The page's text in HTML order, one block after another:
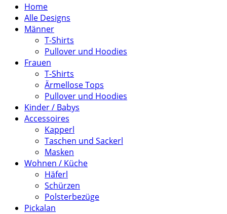
Home
Alle Designs
Männer
T-Shirts
Pullover und Hoodies
Frauen
T-Shirts
Ärmellose Tops
Pullover und Hoodies
Kinder / Babys
Accessoires
Kapperl
Taschen und Sackerl
Masken
Wohnen / Küche
Häferl
Schürzen
Polsterbezüge
Pickalan